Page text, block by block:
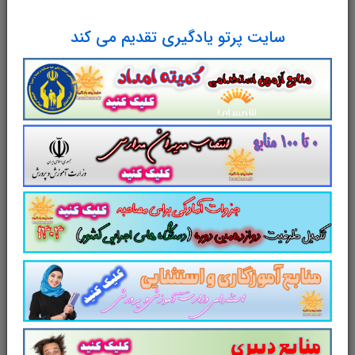
سایت پرتو یادگیری تقدیم می کند
مجموعه سوالات و تستقانون مدیریت
پسماند هابا پاسخ تشریحی
سوالات و تستقانون مدیریت پسماند ها
قانون مدیریت پسماند هاشامل 50سوال
تستی در23صفحهبا پاسخ تشریحیدر قالب
. بهترین منبع برای آزمون های
استخدامی می باشد.مجموعه سوالات تستی
قانون مدیریت پسماند هامطالب خوانده شده
داوطلبین آزمون استخدامی را نظم بخشیده و
منسجم می سازد. این مجموعهمرور سریع
داوطلب را سبب می شود و آگاهی های وی را